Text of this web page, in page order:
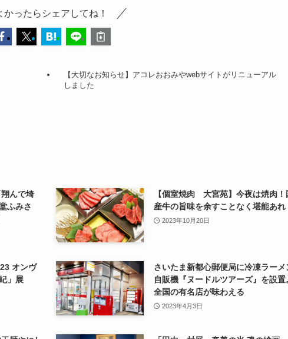
かったらシェアしてね！
【大切なお知らせ】アコレおおみやwebサイトがリニューアル
しました
んで埼
ふみさ
【個室焼肉 大宮苑】今夜は焼肉！
産牛の旨味を余すことなく堪能あれ
2023年10月20日
オンヴ
」展
さいたま新都心郵便局に冷凍ラーメ
自販機『ヌードルツアーズ』を設置
全国の有名店が味わえる
2023年4月3日